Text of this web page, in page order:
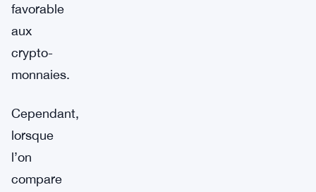
favorable
aux
crypto-
monnaies.
Cependant,
lorsque
l’on
compare